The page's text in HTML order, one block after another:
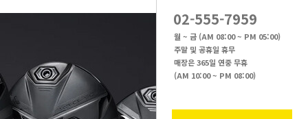
02-555-7959
월 ~ 금 (AM 08:00 ~ PM 05:00)
주말 및 공휴일 휴무
매장은 365일 연중 무휴
(AM 10:00 ~ PM 08:00)